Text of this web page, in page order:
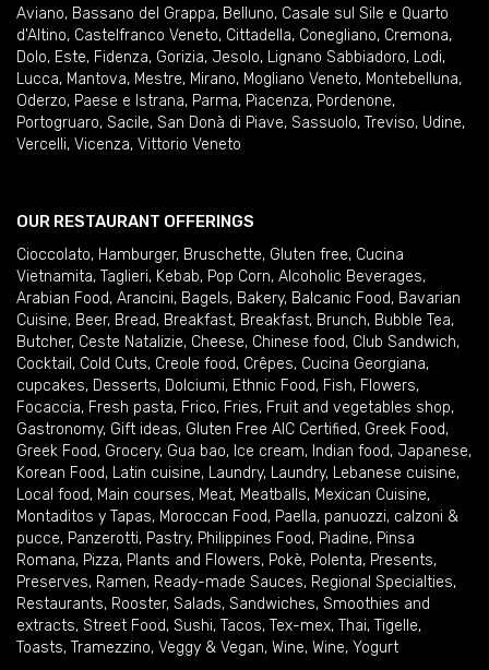
Aviano, Bassano del Grappa, Belluno, Casale sul Sile e Quarto
d'Altino, Castelfranco Veneto, Cittadella, Conegliano, Cremona,
Dolo, Este, Fidenza, Gorizia, Jesolo, Lignano Sabbiadoro, Lodi,
Lucca, Mantova, Mestre, Mirano, Mogliano Veneto, Montebelluna,
Oderzo, Paese e Istrana, Parma, Piacenza, Pordenone,
Portogruaro, Sacile, San Donà di Piave, Sassuolo, Treviso, Udine,
Vercelli, Vicenza, Vittorio Veneto
OUR RESTAURANT OFFERINGS
Cioccolato, Hamburger, Bruschette, Gluten free, Cucina
Vietnamita, Taglieri, Kebab, Pop Corn, Alcoholic Beverages,
Arabian Food, Arancini, Bagels, Bakery, Balcanic Food, Bavarian
Cuisine, Beer, Bread, Breakfast, Breakfast, Brunch, Bubble Tea,
Butcher, Ceste Natalizie, Cheese, Chinese food, Club Sandwich,
Cocktail , Cold Cuts, Creole food, Crêpes, Cucina Georgiana,
cupcakes, Desserts, Dolciumi, Ethnic Food, Fish, Flowers,
Focaccia, Fresh pasta, Frico, Fries, Fruit and vegetables shop,
Gastronomy, Gift ideas, Gluten Free AIC Certified, Greek Food,
Greek Food, Grocery, Gua bao, Ice cream, Indian food, Japanese,
Korean Food, Latin cuisine, Laundry, Laundry, Lebanese cuisine,
Local food, Main courses, Meat, Meatballs, Mexican Cuisine,
Montaditos y Tapas, Moroccan Food, Paella, panuozzi, calzoni &
pucce, Panzerotti, Pastry, Philippines Food, Piadine, Pinsa
Romana, Pizza, Plants and Flowers, Pokè, Polenta, Presents,
Preserves, Ramen, Ready-made Sauces, Regional Specialties,
Restaurants, Rooster, Salads, Sandwiches, Smoothies and
extracts, Street Food, Sushi, Tacos, Tex-mex, Thai, Tigelle,
Toasts, Tramezzino, Veggy & Vegan, Wine, Wine, Yogurt